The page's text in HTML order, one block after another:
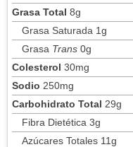
Grasa Total 8g
Grasa Saturada 1g
Grasa Trans0g
Colesterol 30mg
Sodio 250mg
Carbohidrato Total 29g
Fibra Dietética 3g
Azúcares Totales 11g